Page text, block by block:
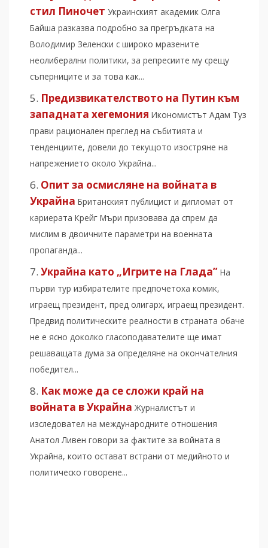
стил Пиночет Украинският академик Олга
Байша разказва подробно за прегръдката на
Володимир Зеленски с широко мразeните
неолиберални политики, за репресиите му срещу
съперниците и за това как...
Предизвикателството на Путин към
западната хегемония Икономистът Адам Туз
прави рационален преглед на събитията и
тенденциите, довели до текущото изостряне на
напрежението около Украйна...
Опит за осмисляне на войната в
Украйна Британският публицист и дипломат от
кариерата Крейг Мъри призовава да спрем да
мислим в двоичните параметри на военната
пропаганда...
Украйна като „Игрите на Глада” На
първи тур избирателите предпочетоха комик,
играещ президент, пред олигарх, играещ президент.
Предвид политическите реалности в страната обаче
не е ясно доколко гласоподавателите ще имат
решаващата дума за определяне на окончателния
победител...
Как може да се сложи край на
войната в Украйна Журналистът и
изследовател на международните отношения
Анатол Ливен говори за фактите за войната в
Украйна, които остават встрани от медийното и
политическо говорене...